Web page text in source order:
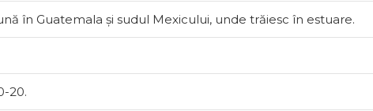
în Guatemala și sudul Mexicului, unde trăiesc în estuare.
20.